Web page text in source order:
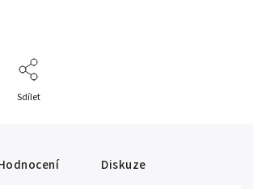
Sdílet
Diskuze